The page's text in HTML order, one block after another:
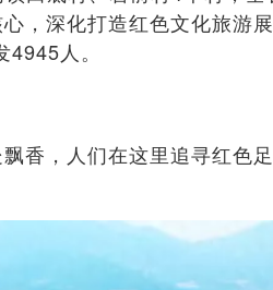
，深化打造红色文化旅游
人。
香，人们在这里追寻红色